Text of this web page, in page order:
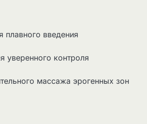
плавного введения
уверенного контроля
массажа эрогенных зон